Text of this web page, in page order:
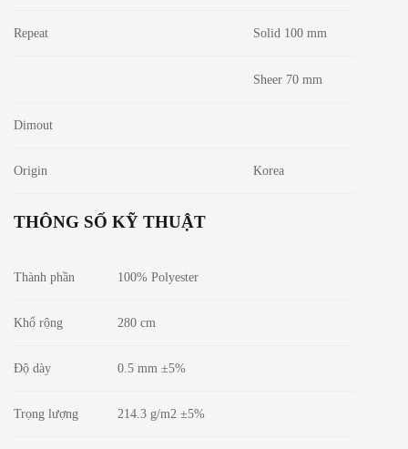
Repeat Solid 100 mm
Sheer 70 mm
Dimout
Origin Korea
THÔNG SỐ KỸ THUẬT
Thành phần 100% Polyester
Khổ rộng 280 cm
Độ dày 0.5 mm ±5%
Trọng lượng 214.3 g/m2 ±5%